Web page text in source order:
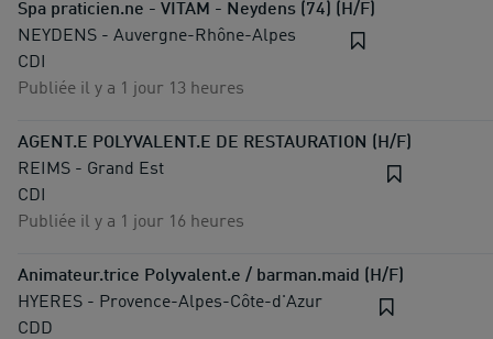
Spa praticien.ne - VITAM - Neydens (74) (H/F)
NEYDENS - Auvergne-Rhône-Alpes
CDI
Publiée il y a 1 jour 13 heures
AGENT.E POLYVALENT.E DE RESTAURATION (H/F)
REIMS - Grand Est
CDI
Publiée il y a 1 jour 16 heures
Animateur.trice Polyvalent.e / barman.maid (H/F)
HYERES - Provence-Alpes-Côte-d'Azur
CDD